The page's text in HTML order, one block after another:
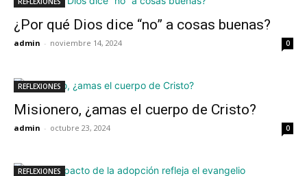
¿Por qué Dios dice “no” a cosas buenas?
admin - noviembre 14, 2024 0
REFLEXIONES
Misionero, ¿amas el cuerpo de Cristo?
admin - octubre 23, 2024 0
REFLEXIONES